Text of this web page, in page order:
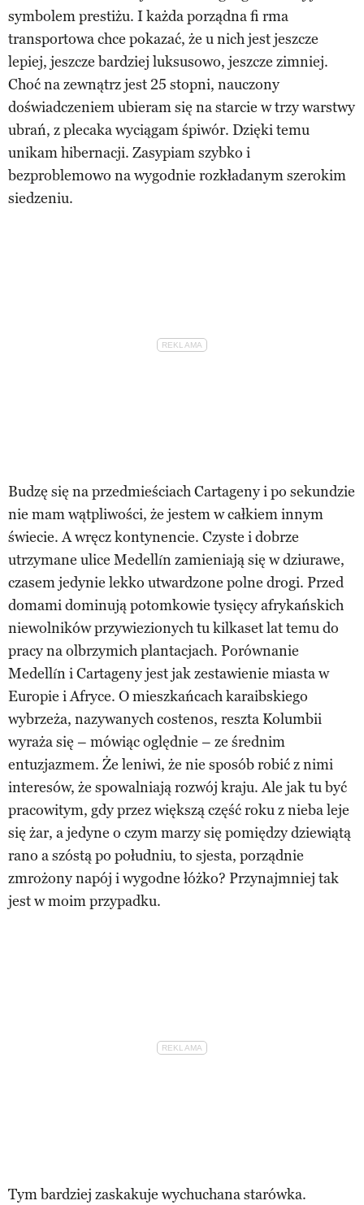
symbolem prestiżu. I każda porządna fi rma
transportowa chce pokazać, że u nich jest jeszcze
lepiej, jeszcze bardziej luksusowo, jeszcze zimniej.
Choć na zewnątrz jest 25 stopni, nauczony
doświadczeniem ubieram się na starcie w trzy warstwy
ubrań, z plecaka wyciągam śpiwór. Dzięki temu
unikam hibernacji. Zasypiam szybko i
bezproblemowo na wygodnie rozkładanym szerokim
siedzeniu.
Budzę się na przedmieściach Cartageny i po sekundzie
nie mam wątpliwości, że jestem w całkiem innym
świecie. A wręcz kontynencie. Czyste i dobrze
utrzymane ulice Medellín zamieniają się w dziurawe,
czasem jedynie lekko utwardzone polne drogi. Przed
domami dominują potomkowie tysięcy afrykańskich
niewolników przywiezionych tu kilkaset lat temu do
pracy na olbrzymich plantacjach. Porównanie
Medellín i Cartageny jest jak zestawienie miasta w
Europie i Afryce. O mieszkańcach karaibskiego
wybrzeża, nazywanych costenos, reszta Kolumbii
wyraża się – mówiąc oględnie – ze średnim
entuzjazmem. Że leniwi, że nie sposób robić z nimi
interesów, że spowalniają rozwój kraju. Ale jak tu być
pracowitym, gdy przez większą część roku z nieba leje
się żar, a jedyne o czym marzy się pomiędzy dziewiątą
rano a szóstą po południu, to sjesta, porządnie
zmrożony napój i wygodne łóżko? Przynajmniej tak
jest w moim przypadku.
Tym bardziej zaskakuje wychuchana starówka.